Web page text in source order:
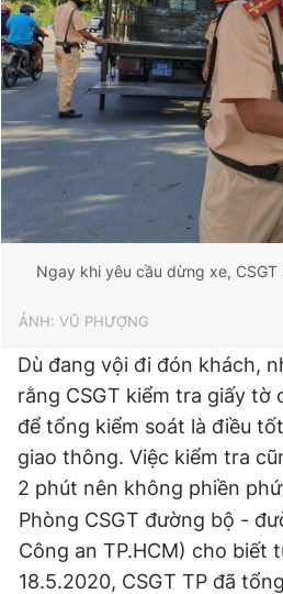
Ngay khi yêu cầu dừng xe,
ẢNH: VŨ PHƯỢNG
Dù đang vội đi đón khách,
rằng CSGT kiểm tra giấy tờ
để tổng kiểm soát là điều
giao thông. Việc kiểm tra
2 phút nên không phiền
Phòng CSGT đường bộ -
Công an TP.HCM) cho biết
18.5.2020, CSGT TP đã